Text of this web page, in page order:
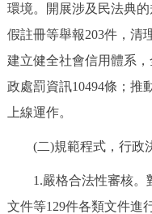
北京概況
綠色北京
多語種
ENGLISH
環境。開展涉及民法典
假註冊等舉報203件，清
建立健全社會信用體系
政處罰資訊10494條；推
上線運作。
(二)規範程式，行政
1.嚴格合法性審核。
文件等129件各類文件進